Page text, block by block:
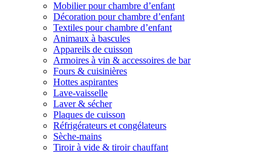
Mobilier pour chambre d’enfant
Décoration pour chambre d’enfant
Textiles pour chambre d’enfant
Animaux à bascules
Appareils de cuisson
Armoires à vin & accessoires de bar
Fours & cuisinières
Hottes aspirantes
Lave-vaisselle
Laver & sécher
Plaques de cuisson
Réfrigérateurs et congélateurs
Sèche-mains
Tiroir à vide & tiroir chauffant